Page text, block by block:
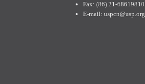
Fax: (86) 21-68619810
E-mail: uspcn@usp.org